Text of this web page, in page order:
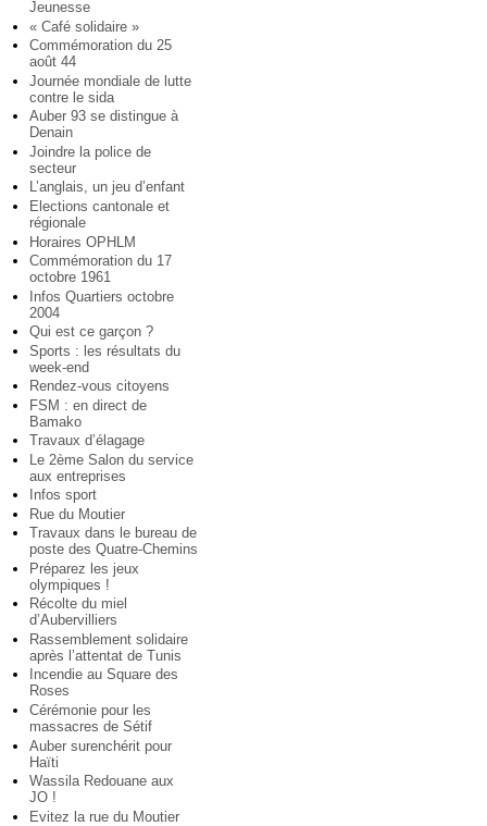
Jeunesse
« Café solidaire »
Commémoration du 25
août 44
Journée mondiale de lutte
contre le sida
Auber 93 se distingue à
Denain
Joindre la police de
secteur
L’anglais, un jeu d’enfant
Elections cantonale et
régionale
Horaires OPHLM
Commémoration du 17
octobre 1961
Infos Quartiers octobre
2004
Qui est ce garçon ?
Sports : les résultats du
week-end
Rendez-vous citoyens
FSM : en direct de
Bamako
Travaux d’élagage
Le 2ème Salon du service
aux entreprises
Infos sport
Rue du Moutier
Travaux dans le bureau de
poste des Quatre-Chemins
Préparez les jeux
olympiques !
Récolte du miel
d’Aubervilliers
Rassemblement solidaire
après l’attentat de Tunis
Incendie au Square des
Roses
Cérémonie pour les
massacres de Sétif
Auber surenchérit pour
Haïti
Wassila Redouane aux
JO !
Evitez la rue du Moutier